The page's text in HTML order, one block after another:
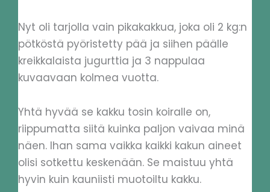
Nyt oli tarjolla vain pikakakkua, joka oli 2 kg:n
pötköstä pyöristetty pää ja siihen päälle
kreikkalaista jugurttia ja 3 nappulaa
kuvaavaan kolmea vuotta.
Yhtä hyvää se kakku tosin koiralle on,
riippumatta siitä kuinka paljon vaivaa minä
näen. Ihan sama vaikka kaikki kakun aineet
olisi sotkettu keskenään. Se maistuu yhtä
hyvin kuin kauniisti muotoiltu kakku.